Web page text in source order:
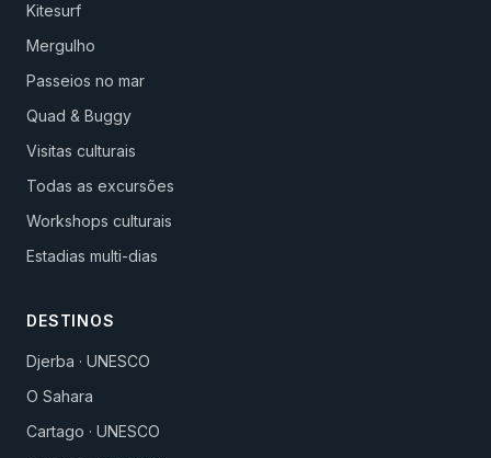
Kitesurf
Mergulho
Passeios no mar
Quad & Buggy
Visitas culturais
Todas as excursões
Workshops culturais
Estadias multi-dias
DESTINOS
Djerba · UNESCO
O Sahara
Cartago · UNESCO